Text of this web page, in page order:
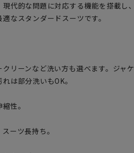
代的な問題に対応する機能を搭載し
なスタンダードスーツです。
リーンなど洗い方も選べます。ジャ
は部分洗いもOK。
性。
ーツ長持ち。